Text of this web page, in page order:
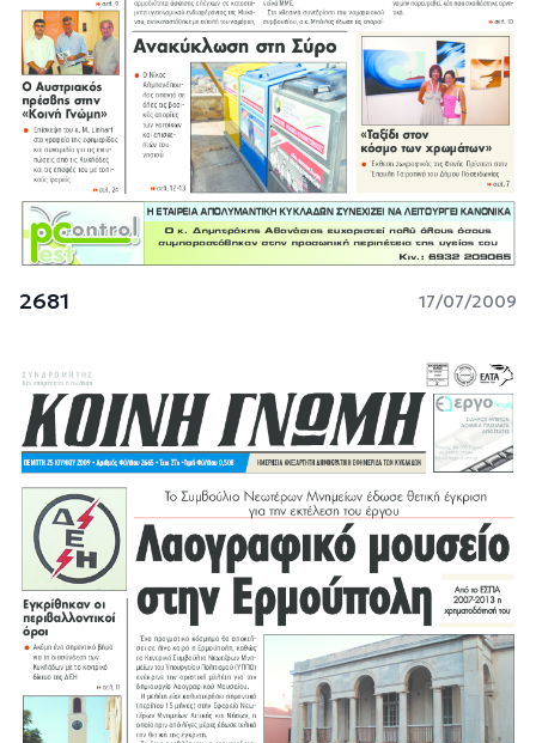
2681 17/07/2009